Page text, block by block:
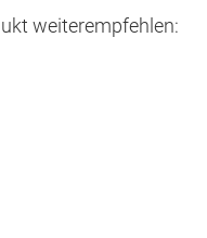
weiterempfehlen: